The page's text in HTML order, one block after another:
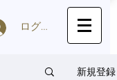
ログイン
新規登録